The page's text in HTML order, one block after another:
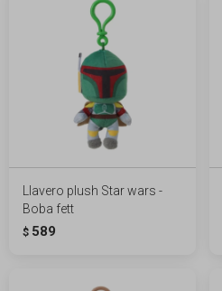
Llavero plush Star wars -
Boba fett
$ 589